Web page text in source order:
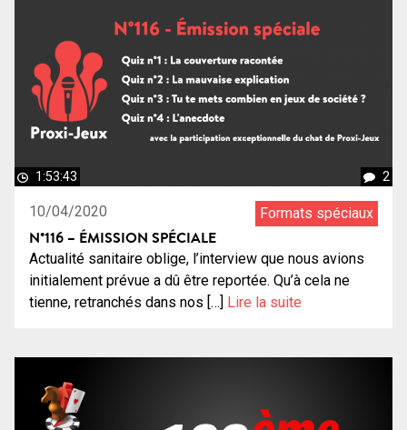
1:53:43 2
10/04/2020 Formats spéciaux
N°116 – ÉMISSION SPÉCIALE
Actualité sanitaire oblige, l’interview que nous avions
initialement prévue a dû être reportée. Qu’à cela ne
tienne, retranchés dans nos […] Lire la suite